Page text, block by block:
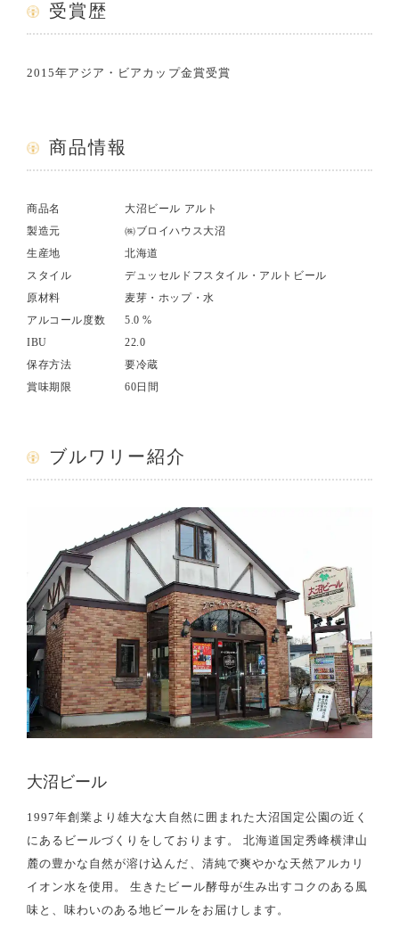
受賞歴
2015年アジア・ビアカップ金賞受賞
商品情報
商品名
大沼ビール アルト
製造元
㈱ブロイハウス大沼
生産地
北海道
スタイル
デュッセルドフスタイル・アルトビール
原材料
麦芽・ホップ・水
アルコール度数
5.0 %
IBU
22.0
保存方法
要冷蔵
賞味期限
60日間
ブルワリー紹介
大沼ビール
1997年創業より雄大な大自然に囲まれた大沼国定公園の近く
にあるビールづくりをしております。 北海道国定秀峰横津山
麓の豊かな自然が溶け込んだ、清純で爽やかな天然アルカリ
イオン水を使用。 生きたビール酵母が生み出すコクのある風
味と、味わいのある地ビールをお届けします。